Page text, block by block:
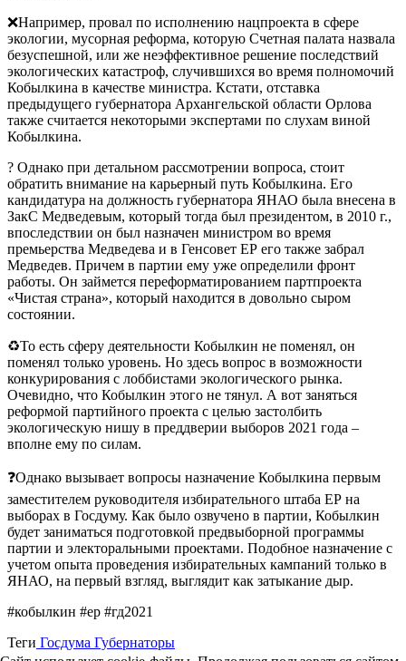
❌Например, провал по исполнению нацпроекта в сфере
экологии, мусорная реформа, которую Счетная палата назвала
безуспешной, или же неэффективное решение последствий
экологических катастроф, случившихся во время полномочий
Кобылкина в качестве министра. Кстати, отставка
предыдущего губернатора Архангельской области Орлова
также считается некоторыми экспертами по слухам виной
Кобылкина.
? Однако при детальном рассмотрении вопроса, стоит
обратить внимание на карьерный путь Кобылкина. Его
кандидатура на должность губернатора ЯНАО была внесена в
ЗакС Медведевым, который тогда был президентом, в 2010 г.,
впоследствии он был назначен министром во время
премьерства Медведева и в Генсовет ЕР его также забрал
Медведев. Причем в партии ему уже определили фронт
работы. Он займется переформатированием партпроекта
«Чистая страна», который находится в довольно сыром
состоянии.
♻️То есть сферу деятельности Кобылкин не поменял, он
поменял только уровень. Но здесь вопрос в возможности
конкурирования с лоббистами экологического рынка.
Очевидно, что Кобылкин этого не тянул. А вот заняться
реформой партийного проекта с целью застолбить
экологическую нишу в преддверии выборов 2021 года –
вполне ему по силам.
❓Однако вызывает вопросы назначение Кобылкина первым
заместителем руководителя избирательного штаба ЕР на
выборах в Госдуму. Как было озвучено в партии, Кобылкин
будет заниматься подготовкой предвыборной программы
партии и электоральными проектами. Подобное назначение с
учетом опыта проведения избирательных кампаний только в
ЯНАО, на первый взгляд, выглядит как затыкание дыр.
#кобылкин #ер #гд2021
Теги Госдума Губернаторы